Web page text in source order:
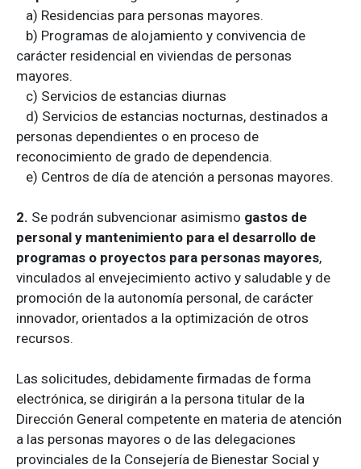
a) Residencias para personas mayores.
b) Programas de alojamiento y convivencia de
carácter residencial en viviendas de personas
mayores.
c) Servicios de estancias diurnas
d) Servicios de estancias nocturnas, destinados a
personas dependientes o en proceso de
reconocimiento de grado de dependencia.
e) Centros de día de atención a personas mayores.
2. Se podrán subvencionar asimismo gastos de
personal y mantenimiento para el desarrollo de
programas o proyectos para personas mayores,
vinculados al envejecimiento activo y saludable y de
promoción de la autonomía personal, de carácter
innovador, orientados a la optimización de otros
recursos.
Las solicitudes, debidamente firmadas de forma
electrónica, se dirigirán a la persona titular de la
Dirección General competente en materia de atención
a las personas mayores o de las delegaciones
provinciales de la Consejería de Bienestar Social y